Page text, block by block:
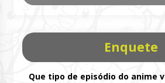
Enquete
Que tipo de episódio do anime